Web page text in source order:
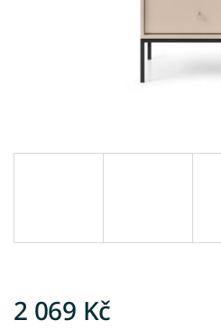
2 069 Kč